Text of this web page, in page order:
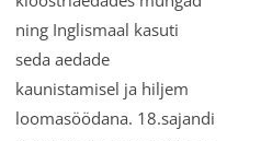
ning Inglismaal kasuti
seda aedade
kaunistamisel ja hiljem
loomasöödana. 18.sajandi